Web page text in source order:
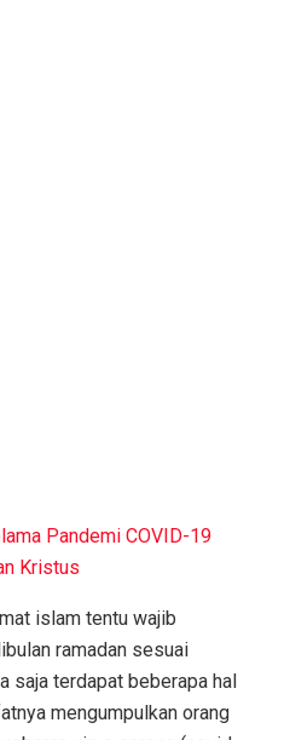
Pandemi COVID-19
Kristus
islam tentu wajib
ramadan sesuai
saja terdapat beberapa hal
mengumpulkan orang